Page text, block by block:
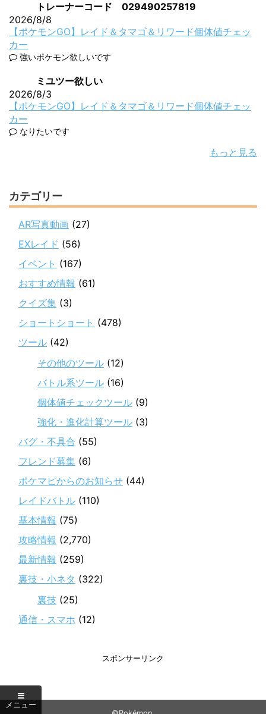
トレーナーコード 029490257819
2026/8/8
【ポケモンGO】レイド＆タマゴ＆リワード個体値チェッ
カー
強いポケモン欲しいです
ミユツー欲しい
2026/8/3
【ポケモンGO】レイド＆タマゴ＆リワード個体値チェッ
カー
なりたいです
もっと見る
カテゴリー
AR写真動画 (27)
EXレイド (56)
イベント (167)
おすすめ情報 (61)
クイズ集 (3)
ショートショート (478)
ツール (42)
その他のツール (12)
バトル系ツール (16)
個体値チェックツール (9)
強化・進化計算ツール (3)
バグ・不具合 (55)
フレンド募集 (6)
ポケマピからのお知らせ (44)
レイドバトル (110)
基本情報 (75)
攻略情報 (2,770)
最新情報 (259)
裏技・小ネタ (322)
裏技 (25)
通信・スマホ (12)
スポンサーリンク